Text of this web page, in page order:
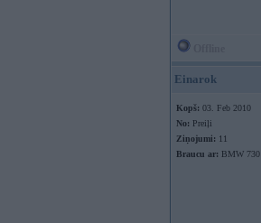
Einarok
Kopš: 03. Feb 2010
No: Preiļi
Ziņojumi: 11
Braucu ar: BMW 730